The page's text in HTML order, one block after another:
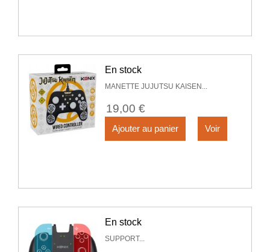
En stock
MANETTE JUJUTSU KAISEN...
19,00 €
Ajouter au panier Voir
En stock
SUPPORT...